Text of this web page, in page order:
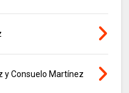
y Consuelo Martínez